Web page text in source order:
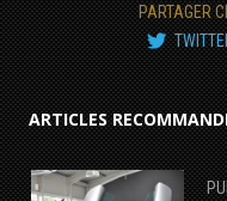
PARTAGER
ARTICLES